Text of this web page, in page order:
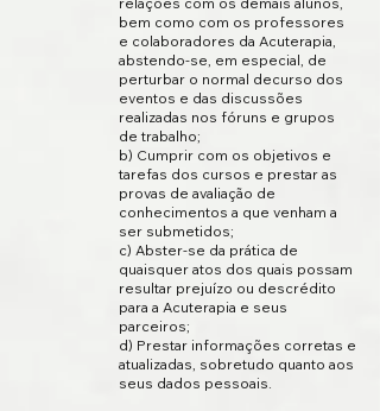
bem como com os professores
e colaboradores da Acuterapia,
abstendo-se, em especial, de
perturbar o normal decurso dos
eventos e das discussões
realizadas nos fóruns e grupos
de trabalho;
b) Cumprir com os objetivos e
tarefas dos cursos e prestar as
provas de avaliação de
conhecimentos a que venham a
ser submetidos;
c) Abster-se da prática de
quaisquer atos dos quais possam
resultar prejuízo ou descrédito
para a Acuterapia e seus
parceiros;
d) Prestar informações corretas e
atualizadas, sobretudo quanto aos
seus dados pessoais.